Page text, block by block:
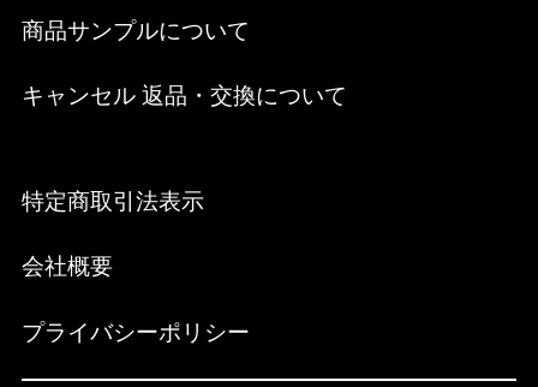
商品サンプルについて
キャンセル 返品・交換について
特定商取引法表示
会社概要
プライバシーポリシー